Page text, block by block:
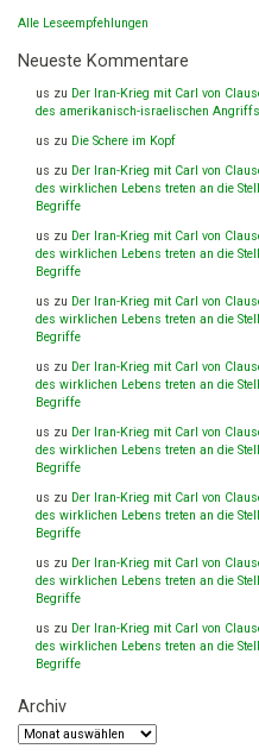
Alle Leseempfehlungen
Neueste Kommentare
us zu Der Iran-Krieg mit Carl von
des amerikanisch-israelischen
us zu Die Schere im Kopf
us zu Der Iran-Krieg mit Carl von
des wirklichen Lebens treten an die
Begriffe
us zu Der Iran-Krieg mit Carl von
des wirklichen Lebens treten an die
Begriffe
us zu Der Iran-Krieg mit Carl von
des wirklichen Lebens treten an die
Begriffe
us zu Der Iran-Krieg mit Carl von
des wirklichen Lebens treten an die
Begriffe
us zu Der Iran-Krieg mit Carl von
des wirklichen Lebens treten an die
Begriffe
us zu Der Iran-Krieg mit Carl von
des wirklichen Lebens treten an die
Begriffe
us zu Der Iran-Krieg mit Carl von
des wirklichen Lebens treten an die
Begriffe
us zu Der Iran-Krieg mit Carl von
des wirklichen Lebens treten an die
Begriffe
Archiv
Archiv